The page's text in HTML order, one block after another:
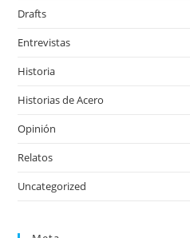
Drafts
Entrevistas
Historia
Historias de Acero
Opinión
Relatos
Uncategorized